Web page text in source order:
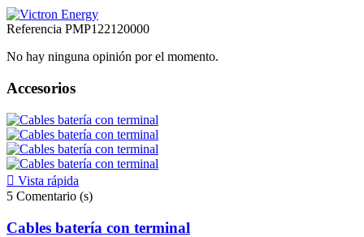
Referencia PMP122120000
No hay ninguna opinión por el momento.
Accesorios
 Vista rápida
5 Comentario (s)
Cables batería con terminal